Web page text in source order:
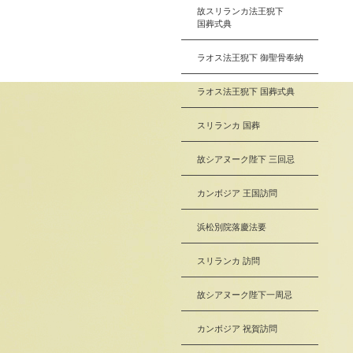
故スリランカ法王猊下
国葬式典
ラオス法王猊下 御聖骨奉納
ラオス法王猊下 国葬式典
スリランカ 国葬
故シアヌーク陛下 三回忌
カンボジア 王国訪問
浜松別院落慶法要
スリランカ 訪問
故シアヌーク陛下一周忌
カンボジア 祝賀訪問